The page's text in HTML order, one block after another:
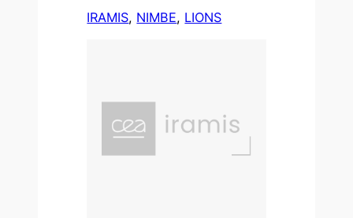
IRAMIS, NIMBE, LIONS